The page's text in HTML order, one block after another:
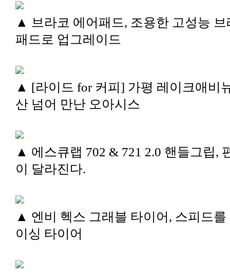
▲ 브라코 에어패드, 조용한 고성능 브
패드로 업그레이드
▲ [라이드 for 커피] 가평 레이크애비
산 넘어 만난 오아시스
▲ 에스큐랩 702 & 721 2.0 핸들그립,
이 달라진다.
▲ 엔비 헥스 그래블 타이어, 스피드를
이싱 타이어